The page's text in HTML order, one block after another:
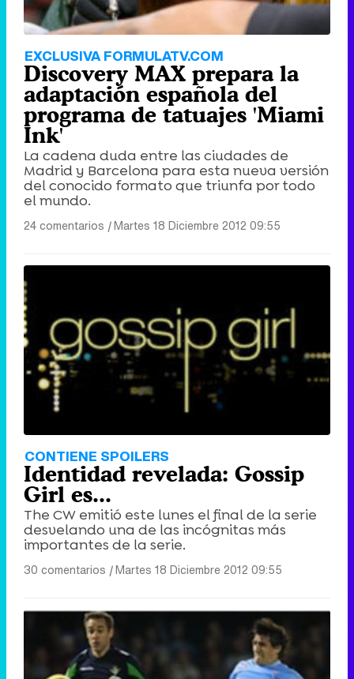
EXCLUSIVA FORMULATV.COM
Discovery MAX prepara la
adaptación española del
programa de tatuajes 'Miami
Ink'
La cadena duda entre las ciudades de
Madrid y Barcelona para esta nueva versión
del conocido formato que triunfa por todo
el mundo.
24 comentarios |Martes 18 Diciembre 2012 09:55
CONTIENE SPOILERS
Identidad revelada: Gossip
Girl es...
The CW emitió este lunes el final de la serie
desvelando una de las incógnitas más
importantes de la serie.
30 comentarios |Martes 18 Diciembre 2012 09:55